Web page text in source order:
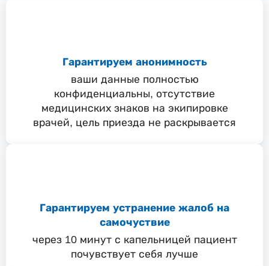
Гарантируем анонимность
ваши данные полностью
конфиденциальны, отсутствие
медицинских знаков на экипировке
врачей, цель приезда не раскрывается
Гарантируем устранение жалоб на
самочуствие
через 10 минут с капельницей пациент
почувствует себя лучше